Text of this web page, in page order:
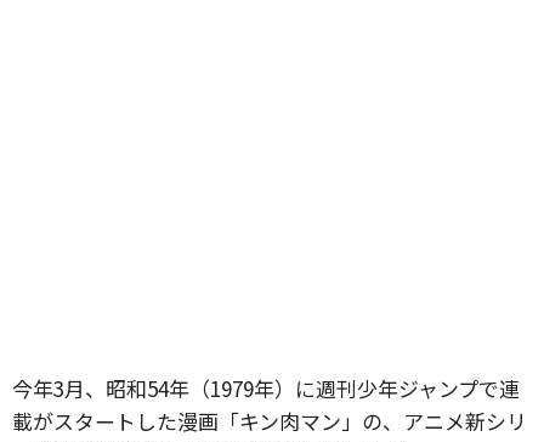
今年3月、昭和54年（1979年）に週刊少年ジャンプで連
載がスタートした漫画「キン肉マン」の、アニメ新シリ